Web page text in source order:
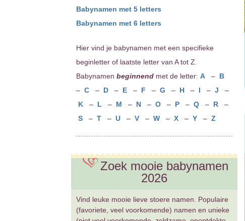
Babynamen met 5 letters
Babynamen met 6 letters
Hier vind je babynamen met een specifieke
beginletter of laatste letter van A tot Z.
Babynamen beginnendmet de letter: A – B
– C – D – E – F – G – H – I – J
–
K
– L – M – N – O – P – Q – R
–
S
– T – U – V – W – X – Y – Z
Zoek mooie babynamen
2026
Vind leuke mooie lieve stoere namen. Populaire
(favoriete, veel voorkomende) namen en unieke